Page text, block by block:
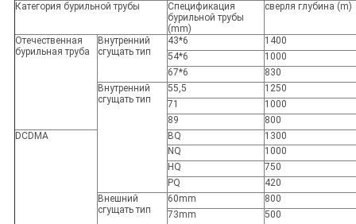
Категория бурильной трубы
Спецификация
бурильной трубы
(mm)
сверля глубина (m)
Отечественная
бурильная труба
Внутренний
сгущать тип
43*6
1400
54*6
1000
67*6
830
Внутренний
сгущать тип
55,5
1250
71
1000
89
800
DCDMA
BQ
1300
NQ
1000
HQ
750
PQ
420
Внешний
сгущать тип
60mm
800
73mm
500